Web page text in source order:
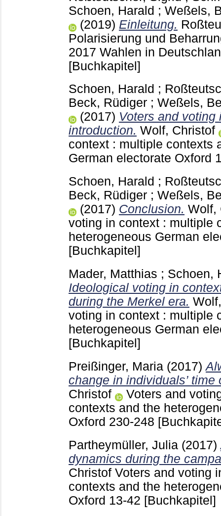
Schoen, Harald ; Weßels,
(2019) Einleitung.
Polarisierung und
2017 Wahlen in
[Buchkapitel]
Schoen, Harald ;
Beck, Rüdiger ; Weßels,
(2017) Voters and voting
introduction. Wolf, Christof
context : multiple contexts
German electorate Oxford
Schoen, Harald ;
Beck, Rüdiger ; Weßels,
(2017) Conclusion. Wolf,
voting in context : multiple
heterogeneous German
[Buchkapitel]
Mader, Matthias ; Schoen,
Ideological voting in
during the Merkel era.
voting in context : multiple
heterogeneous German
[Buchkapitel]
Preißinger, Maria (2017)
change in individuals’
Christof
Voters and
contexts and the
Oxford 230-248
Partheymüller, Julia (2017)
dynamics during the
Christof Voters and voting
contexts and the
Oxford 13-42 [Buchkapitel]